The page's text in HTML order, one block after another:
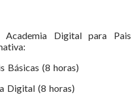
Digital para Pais
Básicas (8 horas)
Digital (8 horas)